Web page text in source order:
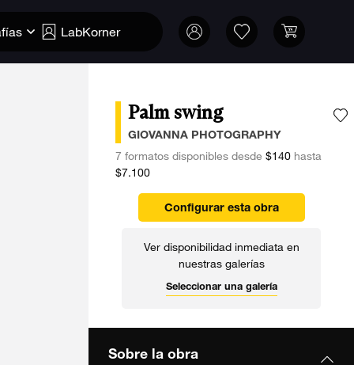
LabKorner
Palm swing
GIOVANNA PHOTOGRAPHY
7 formatos disponibles desde $140hasta
$7.100
Configurar esta obra
Ver disponibilidad inmediata en
nuestras galerías
Seleccionar una galería
Sobre la obra